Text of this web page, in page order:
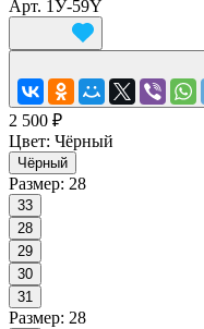
Арт. 1У-59Y
2 500 ₽
Цвет: Чёрный
Чёрный
Размер: 28
33
28
29
30
31
Размер: 28